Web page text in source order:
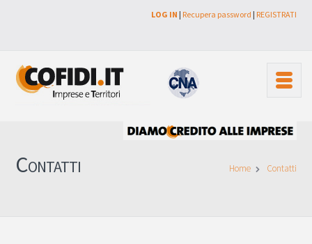
LOG IN | Recupera password | REGISTRATI
Contatti Home Contatti